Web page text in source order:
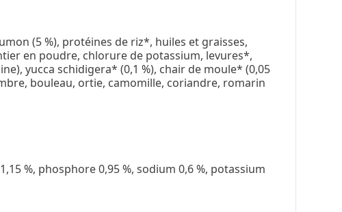
(5 %), protéines de riz*, huiles et graisses,
en poudre, chlorure de potassium, levures*,
yucca schidigera* (0,1 %), chair de moule* (0,05
bouleau, ortie, camomille, coriandre, romarin
%, phosphore 0,95 %, sodium 0,6 %, potassium